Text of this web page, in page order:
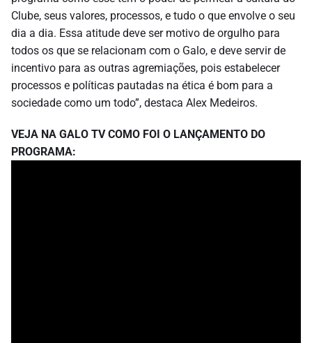
Clube, seus valores, processos, e tudo o que envolve o seu
dia a dia. Essa atitude deve ser motivo de orgulho para
todos os que se relacionam com o Galo, e deve servir de
incentivo para as outras agremiações, pois estabelecer
processos e políticas pautadas na ética é bom para a
sociedade como um todo”, destaca Alex Medeiros.
VEJA NA GALO TV COMO FOI O LANÇAMENTO DO
PROGRAMA: